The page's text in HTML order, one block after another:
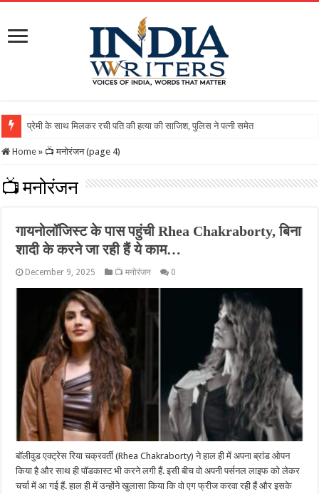
Home » 📺 मनोरंजन (page 4)
📺 मनोरंजन
गायनोलॉजिस्ट के पास पहुंची Rhea Chakraborty, बिना
शादी के करने जा रही हैं ये काम…
December 9, 2025 📺 मनोरंजन 0
बॉलीवुड एक्ट्रेस रिया चक्रवर्ती (Rhea Chakraborty) ने हाल ही में अपना ब्रांड ओपन
किया है और साथ ही पॉडकास्ट भी करने लगी हैं. इसी बीच वो अपनी पर्सनल लाइफ को लेकर
चर्चा में आ गई हैं. हाल ही में उन्होंने खुलासा किया कि वो एग फ्रीज करवा रही हैं और इसके